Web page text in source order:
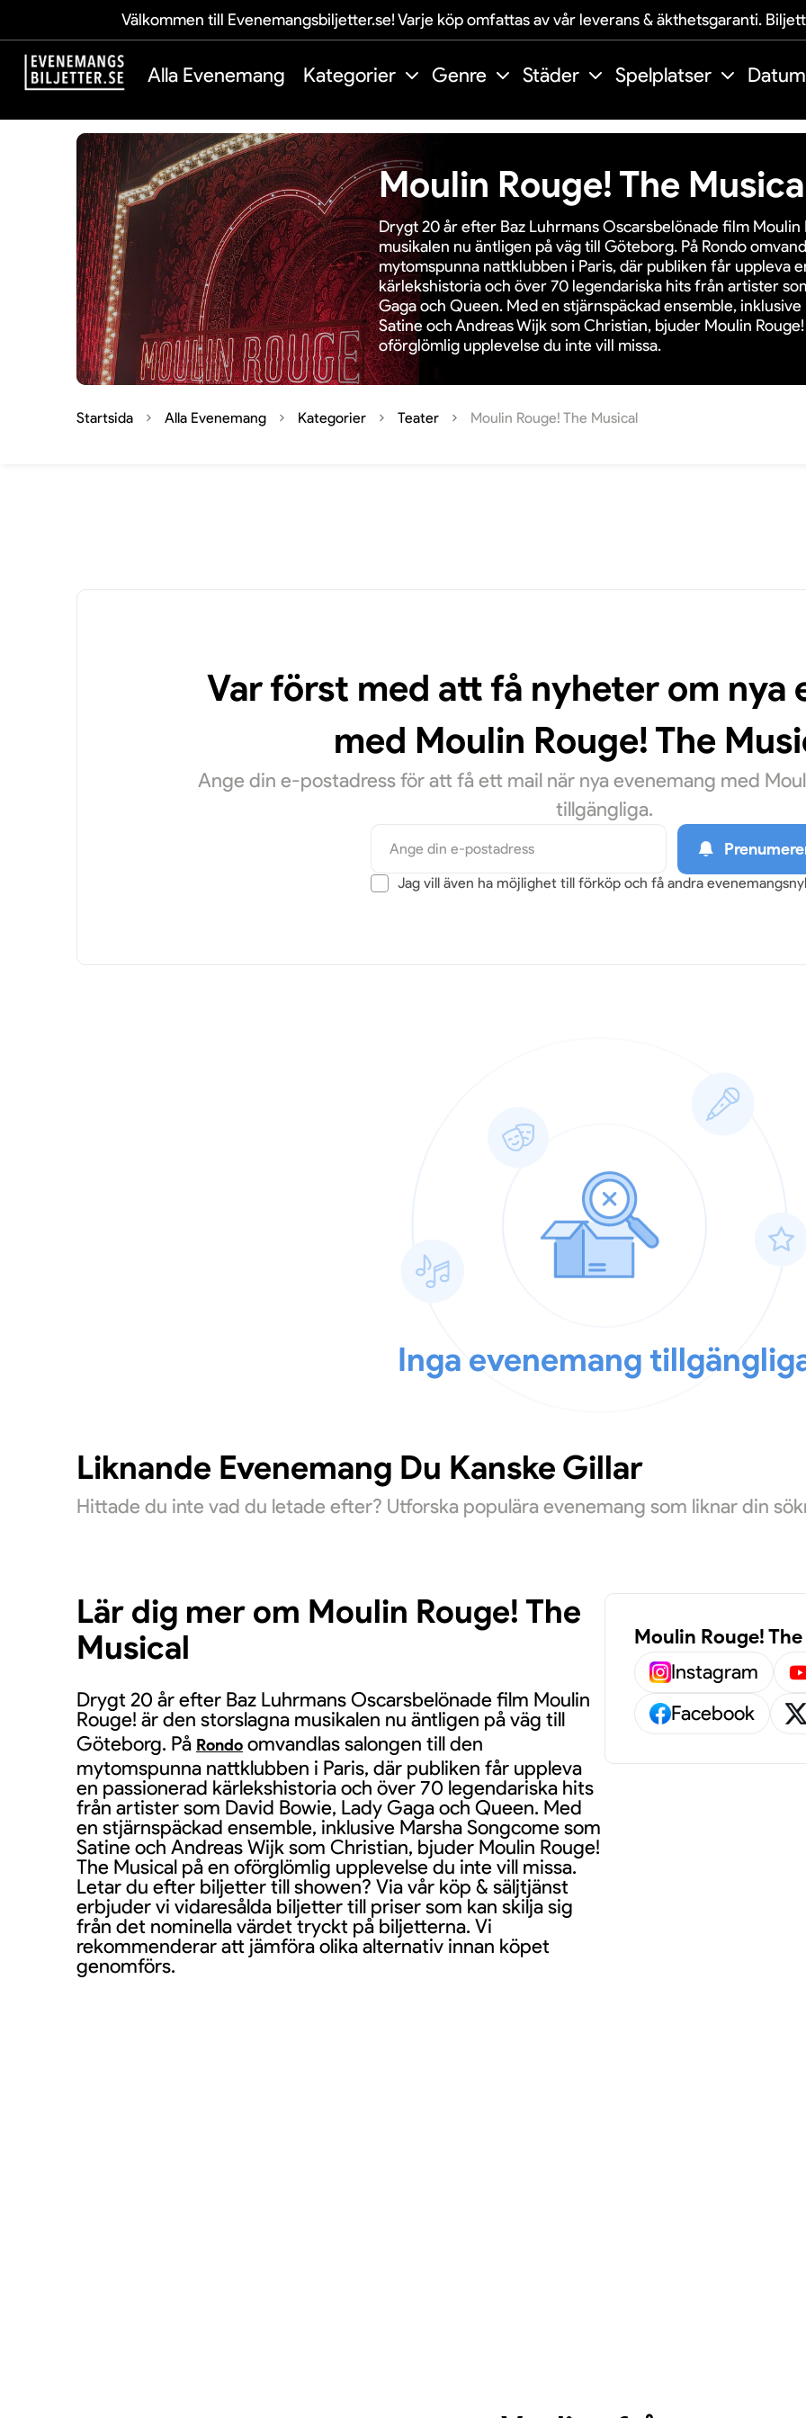
Välkommen till Evenemangsbiljetter.se! Varje köp omfattas av vår leverans & äkthetsgaranti.
Alla Evenemang Kategorier Genre Städer Spelplatser Datum
Moulin Rouge! The
Drygt 20 år efter Baz Luhrmans Oscarsbelönade film Moulin
musikalen nu äntligen på väg till Göteborg. På Rondo
mytomspunna nattklubben i Paris, där publiken får uppleva
kärlekshistoria och över 70 legendariska hits från artister
Gaga och Queen. Med en stjärnspäckad ensemble,
Satine och Andreas Wijk som Christian, bjuder Moulin
oförglömlig upplevelse du inte vill missa.
Startsida Alla Evenemang Kategorier Teater Moulin Rouge! The Musical
Var först med att få nyheter om nya
med Moulin Rouge! The
Ange din e-postadress för att få ett mail när nya evenemang med
tillgängliga.
Jag vill även ha möjlighet till förköp och få andra
Inga evenemang
Liknande Evenemang Du Kanske Gillar
Hittade du inte vad du letade efter? Utforska populära evenemang som liknar din
Lär dig mer om Moulin Rouge! The
Musical
Drygt 20 år efter Baz Luhrmans Oscarsbelönade film Moulin
Rouge! är den storslagna musikalen nu äntligen på väg till
Göteborg. På Rondo omvandlas salongen till den
mytomspunna nattklubben i Paris, där publiken får uppleva
en passionerad kärlekshistoria och över 70 legendariska hits
från artister som David Bowie, Lady Gaga och Queen. Med
en stjärnspäckad ensemble, inklusive Marsha Songcome som
Satine och Andreas Wijk som Christian, bjuder Moulin Rouge!
The Musical på en oförglömlig upplevelse du inte vill missa.
Letar du efter biljetter till showen? Via vår köp & säljtjänst
erbjuder vi vidaresålda biljetter till priser som kan skilja sig
från det nominella värdet tryckt på biljetterna. Vi
rekommenderar att jämföra olika alternativ innan köpet
genomförs.
Moulin Rouge!
Instagram
Facebook